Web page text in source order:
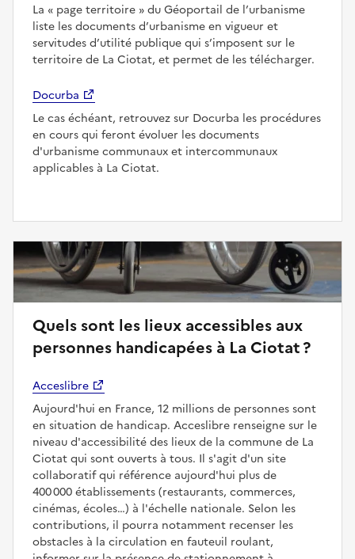
La
page territoire
du Géoportail de l’urbanisme
liste les documents d’urbanisme en vigueur et
servitudes d’utilité publique qui s’imposent sur le
territoire de La Ciotat, et permet de les télécharger.
Docurba
Le cas échéant, retrouvez sur Docurba les procédures
en cours qui feront évoluer les documents
d'urbanisme communaux et intercommunaux
applicables à La Ciotat.
Quels sont les lieux accessibles aux
personnes handicapées à La Ciotat ?
Acceslibre
Aujourd'hui en France, 12 millions de personnes sont
en situation de handicap. Acceslibre renseigne sur le
niveau d'accessibilité des lieux de la commune de La
Ciotat qui sont ouverts à tous. Il s'agit d'un site
collaboratif qui référence aujourd'hui plus de
400 000 établissements (restaurants, commerces,
cinémas, écoles…) à l'échelle nationale. Selon les
contributions, il pourra notamment recenser les
obstacles à la circulation en fauteuil roulant,